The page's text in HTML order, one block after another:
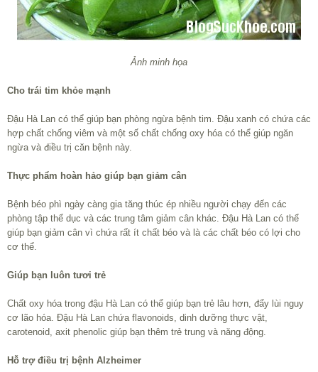
Ảnh minh họa
Cho trái tim khỏe mạnh
Đậu Hà Lan có thể giúp bạn phòng ngừa bệnh tim. Đậu xanh có chứa các
hợp chất chống viêm và một số chất chống oxy hóa có thể giúp ngăn
ngừa và điều trị căn bệnh này.
Thực phẩm hoàn hảo giúp bạn giảm cân
Bệnh béo phì ngày càng gia tăng thúc ép nhiều người chạy đến các
phòng tập thể dục và các trung tâm giảm cân khác. Đậu Hà Lan có thể
giúp bạn giảm cân vì chứa rất ít chất béo và là các chất béo có lợi cho
cơ thể.
Giúp bạn luôn tươi trẻ
Chất oxy hóa trong đậu Hà Lan có thể giúp bạn trẻ lâu hơn, đẩy lùi nguy
cơ lão hóa. Đậu Hà Lan chứa flavonoids, dinh dưỡng thực vật,
carotenoid, axit phenolic giúp bạn thêm trẻ trung và năng động.
Hỗ trợ điều trị bệnh Alzheimer